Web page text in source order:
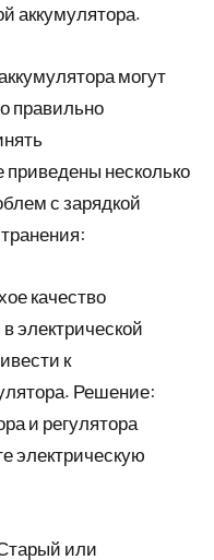
аккумулятора.
могут
правильно
несколько
с зарядкой
качество
электрической
к
Решение:
и регулятора
электрическую
или